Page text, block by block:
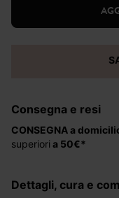
Consegna e resi
CONSEGNA a
superiori a 50€*
ordinazione, al costo
dettagli, cura e